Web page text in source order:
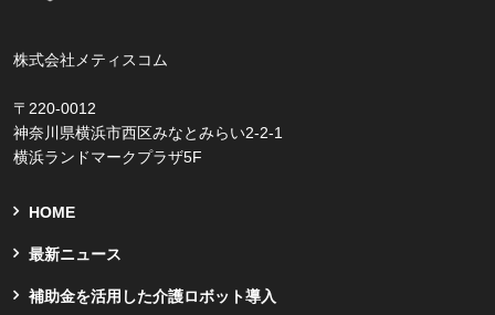
株式会社メティスコム
〒220-0012
神奈川県横浜市西区みなとみらい2-2-1
横浜ランドマークプラザ5F
HOME
最新ニュース
補助金を活用した介護ロボット導入